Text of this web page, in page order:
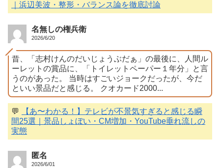
｜浜辺美波・整形・バランス論を徹底討論
名無しの権兵衛
2026/6/20
昔、「志村けんのだいじょうぶだぁ」の最後に、人間ル
ーレットの賞品に、「トイレットペーパー１年分」と言
うのがあった。 当時はすごいジョークだったが、今だ
といい景品だと感じる。 クオカード2000...
💬
【あ〜わかる！】テレビが不景気すぎると感じる瞬
間25選｜景品しょぼい・CM増加・YouTube垂れ流しの
実態
匿名
2026/6/01